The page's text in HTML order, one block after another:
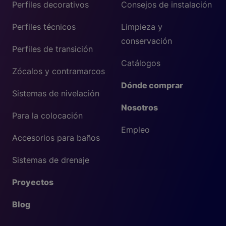
Consejos de instalación
Limpieza y
conservación
Catálogos
Dónde comprar
Nosotros
Empleo
Perfiles decorativos
Perfiles técnicos
Perfiles de transición
Zócalos y contramarcos
Sistemas de nivelación
Para la colocación
Accesorios para baños
Sistemas de drenaje
Proyectos
Blog